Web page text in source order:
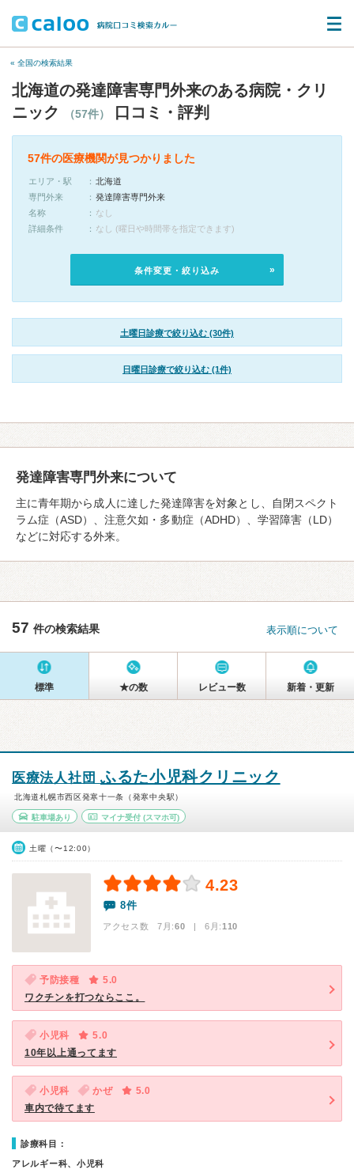
« 全国の検索結果
北海道の発達障害専門外来のある病院・クリ
ニック
（57件） 口コミ・評判
57件の医療機関が見つかりました
エリア・駅
北海道
専門外来
発達障害専門外来
名称
なし
詳細条件
なし (曜日や時間帯を指定できます)
条件変更・絞り込み
土曜日診療で絞り込む (30件)
日曜日診療で絞り込む (1件)
発達障害専門外来について
主に青年期から成人に達した発達障害を対象とし、自閉スペクト
ラム症（ASD）、注意欠如・多動症（ADHD）、学習障害（LD）
などに対応する外来。
57 件の検索結果 表示順について
標準 ★の数 レビュー数 新着・更新
医療法人社団 ふるた小児科クリニック
北海道札幌市西区発寒十一条（発寒中央駅）
駐車場あり マイナ受付(スマホ可)
土曜（〜12:00）
4.23
8件
アクセス数 7月:60 | 6月:110
予防接種
5.0
ワクチンを打つならここ。
小児科
5.0
10年以上通ってます
小児科 かぜ
5.0
車内で待てます
診療科目：
アレルギー科、小児科